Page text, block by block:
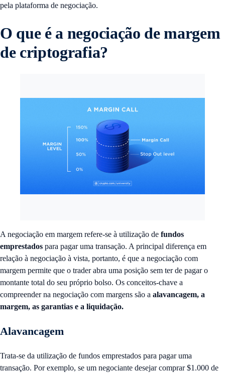
pela plataforma de negociação.
O que é a negociação de margem
de criptografia?
A negociação em margem refere-se à utilização de fundos
emprestados para pagar uma transação. A principal diferença em
relação à negociação à vista, portanto, é que a negociação com
margem permite que o trader abra uma posição sem ter de pagar o
montante total do seu próprio bolso. Os conceitos-chave a
compreender na negociação com margens são a alavancagem, a
margem, as garantias e a liquidação.
Alavancagem
Trata-se da utilização de fundos emprestados para pagar uma
transação. Por exemplo, se um negociante desejar comprar $1.000 de